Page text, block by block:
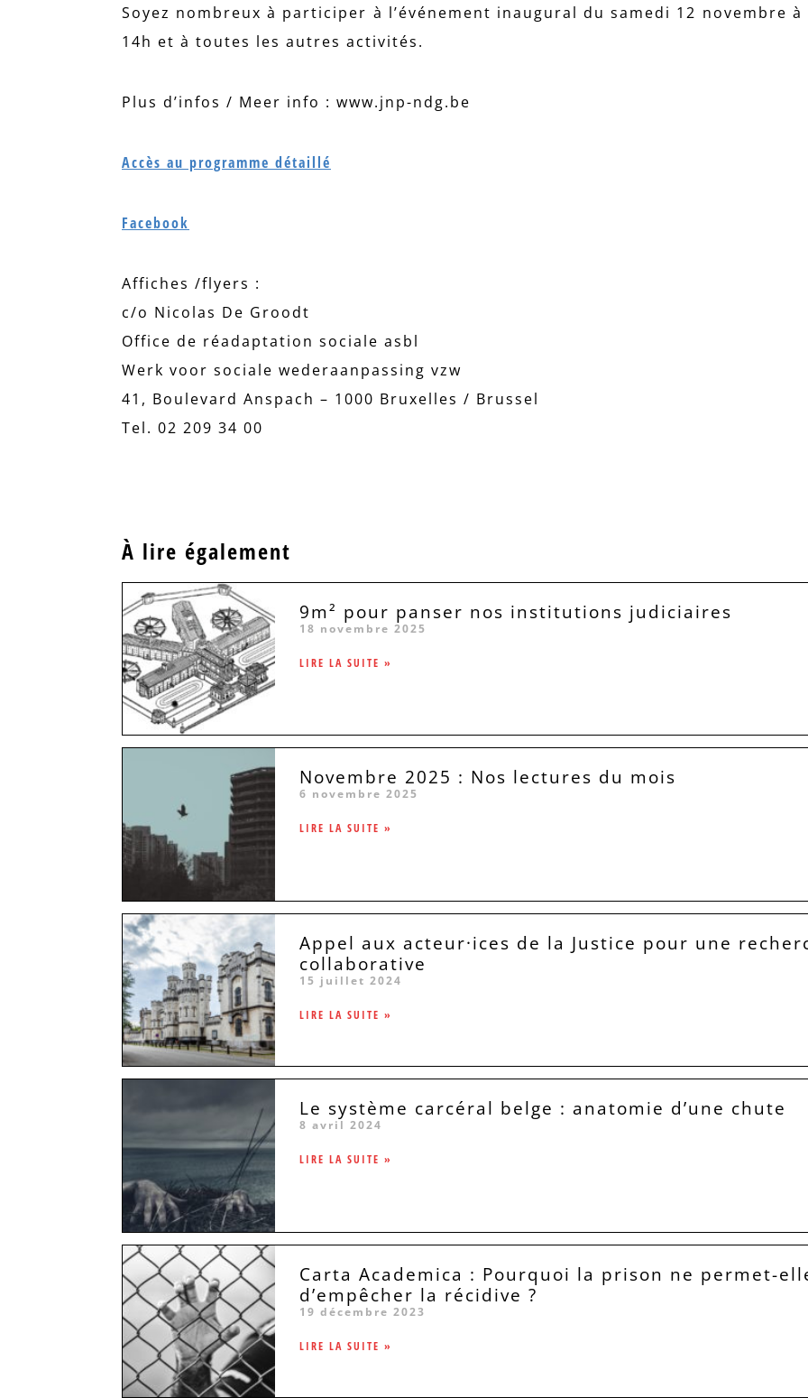
Soyez nombreux à participer à l’événement inaugural du samedi 12 novembre
14h et à toutes les autres activités.
Plus d’infos / Meer info : www.jnp-ndg.be
Accès au programme détaillé
Facebook
Affiches /flyers :
c/o Nicolas De Groodt
Office de réadaptation sociale asbl
Werk voor sociale wederaanpassing vzw
41, Boulevard Anspach – 1000 Bruxelles / Brussel
Tel. 02 209 34 00
À lire également
9m² pour panser nos institutions judiciaires
18 novembre 2025
LIRE LA SUITE »
Novembre 2025 : Nos lectures du mois
6 novembre 2025
LIRE LA SUITE »
Appel aux acteur·ices de la Justice pour une
collaborative
15 juillet 2024
LIRE LA SUITE »
Le système carcéral belge : anatomie d’une chute
8 avril 2024
LIRE LA SUITE »
Carta Academica : Pourquoi la prison ne permet-
d’empêcher la récidive ?
19 décembre 2023
LIRE LA SUITE »